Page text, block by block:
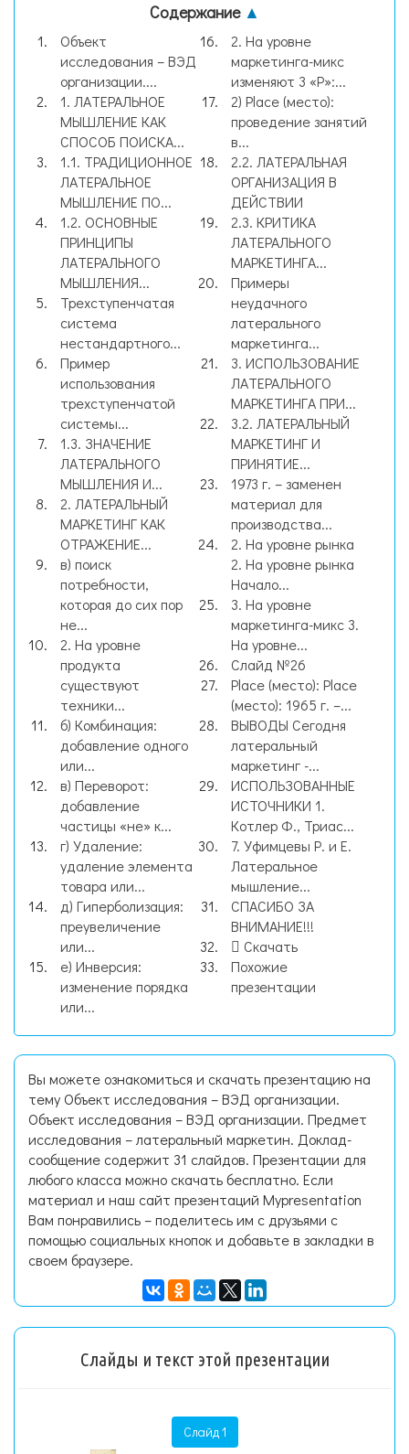
Содержание ▲
Объект
исследования – ВЭД
организации....
1. ЛАТЕРАЛЬНОЕ
МЫШЛЕНИЕ КАК
СПОСОБ ПОИСКА...
1.1. ТРАДИЦИОННОЕ
ЛАТЕРАЛЬНОЕ
МЫШЛЕНИЕ ПО...
1.2. ОСНОВНЫЕ
ПРИНЦИПЫ
ЛАТЕРАЛЬНОГО
МЫШЛЕНИЯ...
Трехступенчатая
система
нестандартного...
Пример
использования
трехступенчатой
системы...
1.3. ЗНАЧЕНИЕ
ЛАТЕРАЛЬНОГО
МЫШЛЕНИЯ И...
2. ЛАТЕРАЛЬНЫЙ
МАРКЕТИНГ КАК
ОТРАЖЕНИЕ...
в) поиск
потребности,
которая до сих пор
не...
2. На уровне
продукта
существуют
техники...
б) Комбинация:
добавление одного
или...
в) Переворот:
добавление
частицы «не» к...
г) Удаление:
удаление элемента
товара или...
д) Гиперболизация:
преувеличение
или...
е) Инверсия:
изменение порядка
или...
2. На уровне
маркетинга-микс
изменяют 3 «Р»:...
2) Place (место):
проведение занятий
в...
2.2. ЛАТЕРАЛЬНАЯ
ОРГАНИЗАЦИЯ В
ДЕЙСТВИИ
2.3. КРИТИКА
ЛАТЕРАЛЬНОГО
МАРКЕТИНГА...
Примеры
неудачного
латерального
маркетинга...
3. ИСПОЛЬЗОВАНИЕ
ЛАТЕРАЛЬНОГО
МАРКЕТИНГА ПРИ...
3.2. ЛАТЕРАЛЬНЫЙ
МАРКЕТИНГ И
ПРИНЯТИЕ...
1973 г. – заменен
материал для
производства...
2. На уровне рынка
2. На уровне рынка
Начало...
3. На уровне
маркетинга-микс 3.
На уровне...
Слайд №26
Place (место): Place
(место): 1965 г. –...
ВЫВОДЫ Сегодня
латеральный
маркетинг -...
ИСПОЛЬЗОВАННЫЕ
ИСТОЧНИКИ 1.
Котлер Ф., Триас...
7. Уфимцевы Р. и Е.
Латеральное
мышление...
СПАСИБО ЗА
ВНИМАНИЕ!!!
Скачать
Похожие
презентации
Вы можете ознакомиться и скачать презентацию на
тему Объект исследования – ВЭД организации.
Объект исследования – ВЭД организации. Предмет
исследования – латеральный маркетин. Доклад-
сообщение содержит 31 слайдов. Презентации для
любого класса можно скачать бесплатно. Если
материал и наш сайт презентаций Mypresentation
Вам понравились – поделитесь им с друзьями с
помощью социальных кнопок и добавьте в закладки в
своем браузере.
Слайды и текст этой презентации
Слайд 1